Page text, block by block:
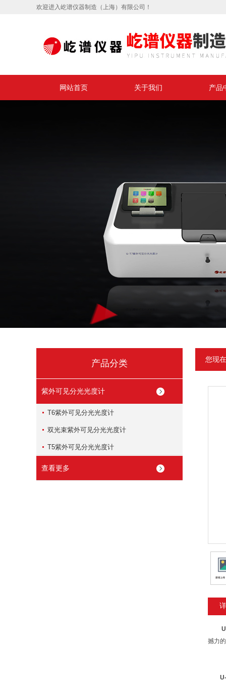
欢迎进入屹谱仪器制造（上海）有限公司！
网站首页 关于我们 产品
产品分类
紫外可见分光光度计
T6紫外可见分光光度计
双光束紫外可见分光光度计
T5紫外可见分光光度计
查看更多
您现
撼力